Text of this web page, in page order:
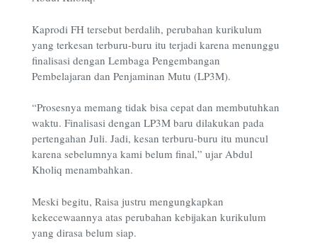
Kaprodi FH tersebut berdalih, perubahan kurikulum
yang terkesan terburu-buru itu terjadi karena menunggu
finalisasi dengan Lembaga Pengembangan
Pembelajaran dan Penjaminan Mutu (LP3M).
“Prosesnya memang tidak bisa cepat dan membutuhkan
waktu. Finalisasi dengan LP3M baru dilakukan pada
pertengahan Juli. Jadi, kesan terburu-buru itu muncul
karena sebelumnya kami belum final,” ujar Abdul
Kholiq menambahkan.
Meski begitu, Raisa justru mengungkapkan
kekecewaannya atas perubahan kebijakan kurikulum
yang dirasa belum siap.